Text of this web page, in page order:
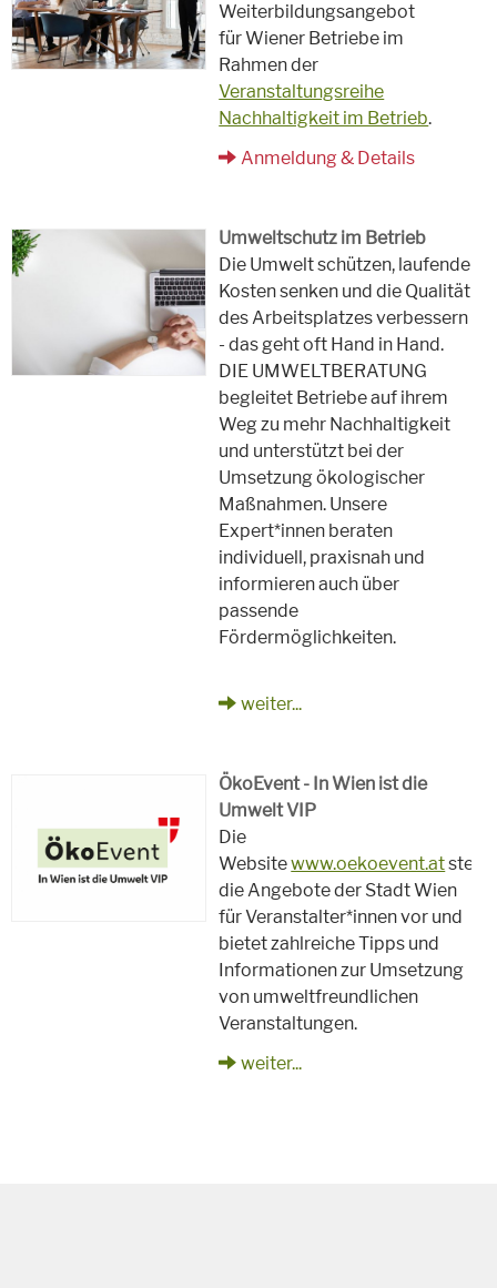
Weiterbildungsangebot
für Wiener Betriebe im
Rahmen der
Veranstaltungsreihe
Nachhaltigkeit im Betrieb.
Anmeldung & Details
Umweltschutz im Betrieb
Die Umwelt schützen, laufende
Kosten senken und die Qualität
des Arbeitsplatzes verbessern
- das geht oft Hand in Hand.
DIE UMWELTBERATUNG
begleitet Betriebe auf ihrem
Weg zu mehr Nachhaltigkeit
und unterstützt bei der
Umsetzung ökologischer
Maßnahmen. Unsere
Expert*innen beraten
individuell, praxisnah und
informieren auch über
passende
Fördermöglichkeiten.
weiter...
ÖkoEvent - In Wien ist die
Umwelt VIP
Die
Websitewww.oekoevent.atstellt
die Angebote der Stadt Wien
für Veranstalter*innen vor und
bietet zahlreiche Tipps und
Informationen zur Umsetzung
von umweltfreundlichen
Veranstaltungen.
weiter...